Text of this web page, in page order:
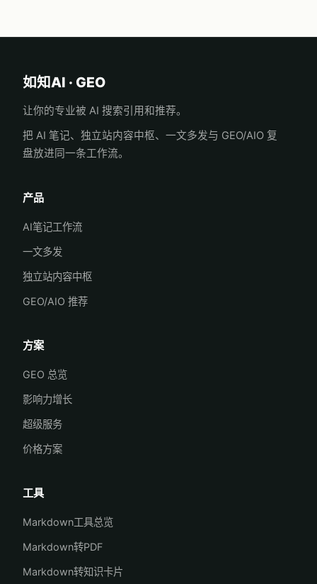
如知AI · GEO
让你的专业被 AI 搜索引用和推荐。
把 AI 笔记、独立站内容中枢、一文多发与 GEO/AIO 复
盘放进同一条工作流。
产品
AI笔记工作流
一文多发
独立站内容中枢
GEO/AIO 推荐
方案
GEO 总览
影响力增长
超级服务
价格方案
工具
Markdown工具总览
Markdown转PDF
Markdown转知识卡片